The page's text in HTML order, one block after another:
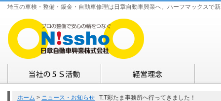
埼玉の車検・整備・鈑金・自動車修理は日章自動車興業へ。ハーフマックスで
ホーム > ニュース・お知らせ T.T彩たま事務所へ行ってきました！